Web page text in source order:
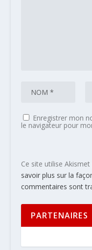
Enregistrer mon
le navigateur pour
Ce site utilise
savoir plus sur la
commentaires sont
PARTENAIRES